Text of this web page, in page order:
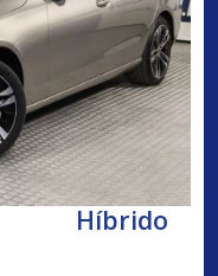
Híbrido